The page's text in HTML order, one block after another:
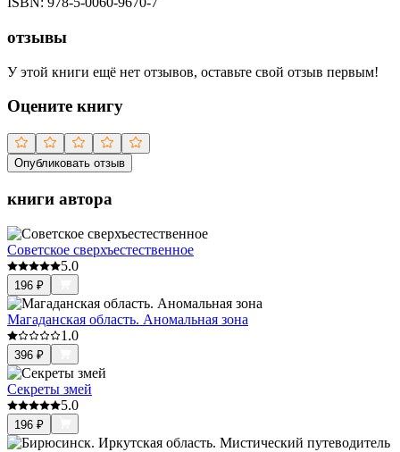
отзывы
У этой книги ещё нет отзывов, оставьте свой отзыв первым!
Оцените книгу
Опубликовать отзыв
книги автора
Советское сверхъестественное
5.0
196 ₽
Магаданская область. Аномальная зона
1.0
396 ₽
Секреты змей
5.0
196 ₽